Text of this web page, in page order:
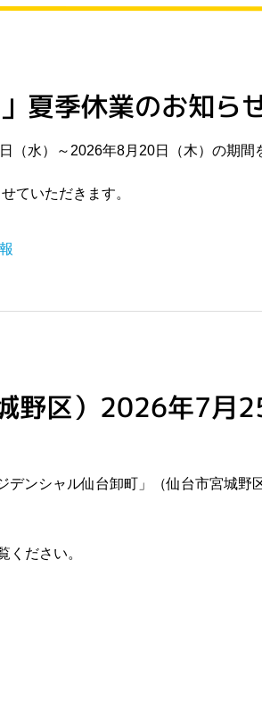
夏季休業のお知ら
（水）～2026年8月20日（木）の期間
ていただきます。
野区）2026年7月
デンシャル仙台卸町」（仙台市宮城野
ください。